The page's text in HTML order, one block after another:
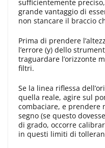
sufficiente­mente
grande vantaggio di
non stancare il braccio
Prima di prendere
l’errore (y) dello
traguardare l’orizzonte
filtri.
Se la linea riflessa
quella reale, agire sul
combaciare, e prendere
segno (se questo
di grado, occorre
in questi limiti di